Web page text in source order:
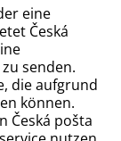
eine
Česká
senden.
die aufgrund
können.
Česká pošta